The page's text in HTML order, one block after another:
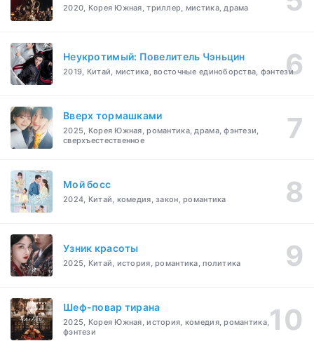
2020, Корея Южная, триллер, мистика, драма
Неукротимый: Повелитель Чэньцин
2019, Китай, мистика, восточные единоборства, фэнтези
Вверх тормашками
2025, Корея Южная, романтика, драма, фэнтези,
сверхъестественное
Мой босс
2024, Китай, комедия, закон, романтика
Узник красоты
2025, Китай, история, романтика, политика
Шеф-повар тирана
2025, Корея Южная, история, комедия, романтика,
фэнтези